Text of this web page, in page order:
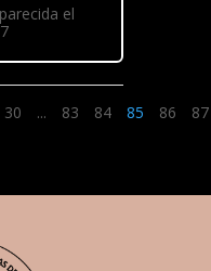
el
30 ... 83 84 85 86 87